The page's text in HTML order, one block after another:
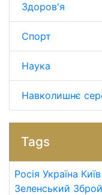
Здоров'я
Спорт
Наука
Навколишнє
Tags
Росія Україна Київ
Зеленський